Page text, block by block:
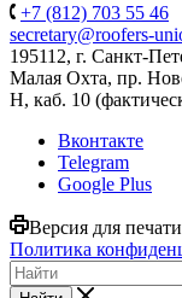
+7 (812) 703 55 46
secretary@roofers-
195112, г. Санкт-
Малая Охта, пр.
Н, каб. 10
Вконтакте
Telegram
Google Plus
Версия для печати
Политика